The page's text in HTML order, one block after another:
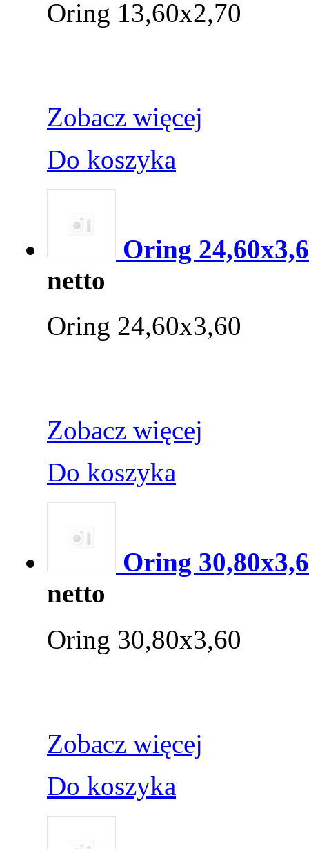
Oring 13,60x2,70
Zobacz więcej
Do koszyka
Oring
netto
Oring 24,60x3,60
Zobacz więcej
Do koszyka
Oring
netto
Oring 30,80x3,60
Zobacz więcej
Do koszyka